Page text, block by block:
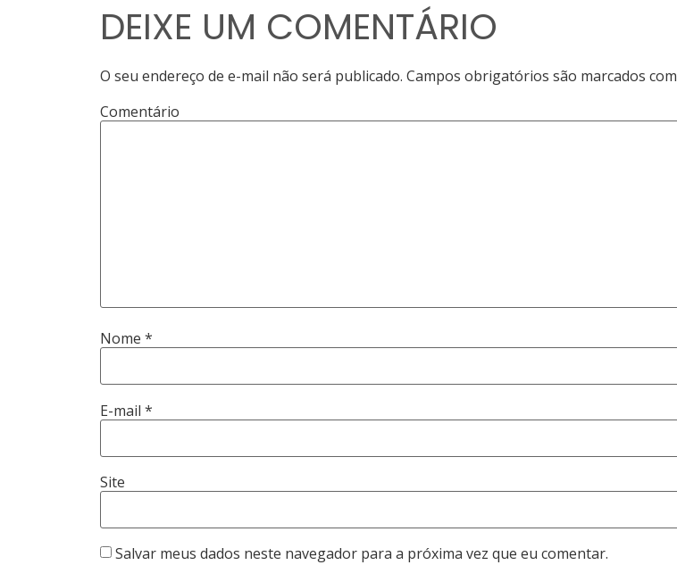
DEIXE UM COMENTÁRIO
O seu endereço de e-mail não será publicado. Campos obrigatórios são marcados com
Comentário
Nome *
E-mail *
Site
Salvar meus dados neste navegador para a próxima vez que eu comentar.